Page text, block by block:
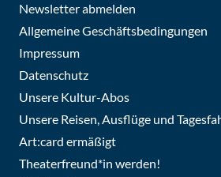
Newsletter abmelden
Allgemeine Geschäftsbedingungen
Impressum
Datenschutz
Unsere Kultur-Abos
Unsere Reisen, Ausflüge und
Art:card ermäßigt
Theaterfreund*in werden!